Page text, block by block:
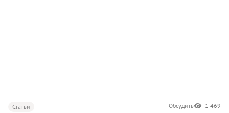
Статьи Обсудить 1 469